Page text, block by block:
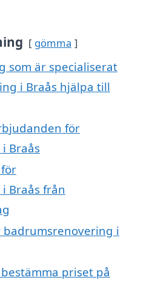
gömma
som är specialiserat
i Braås hjälpa till
för
Braås
Braås från
badrumsrenovering i
priset på